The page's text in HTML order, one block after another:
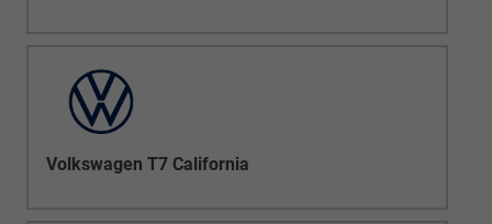
Volkswagen T7 California